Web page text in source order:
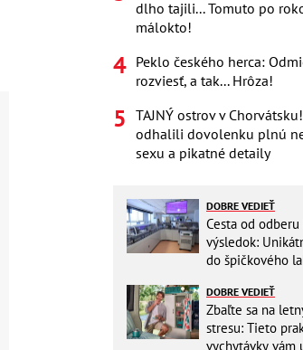
dlho tajili... Tomuto po
málokto!
Peklo českého herca:
rozviesť, a tak... Hrôza!
TAJNÝ ostrov v
odhalili dovolenku plnú
sexu a pikatné detaily
DOBRE VEDIEŤ
Cesta od
výsledok:
do špičkového
DOBRE VEDIEŤ
Zbaľte sa na
stresu: Tieto
vychytávky vám